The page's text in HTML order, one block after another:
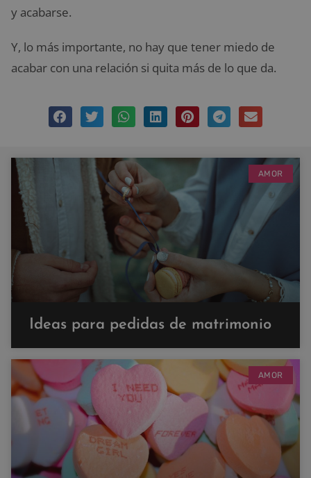
y acabarse.
Y, lo más importante, no hay que tener miedo de
acabar con una relación si quita más de lo que da.
AMOR
Ideas para pedidas de matrimonio
AMOR